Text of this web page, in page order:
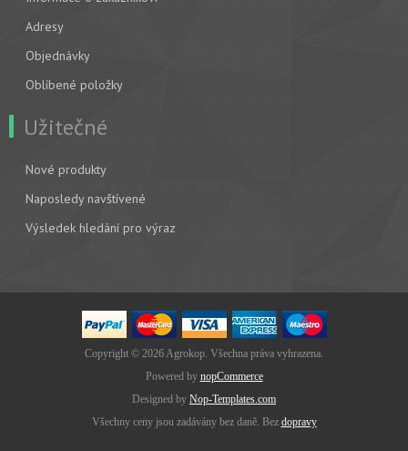
Adresy
Objednávky
Oblíbené položky
Užitečné
Nové produkty
Naposledy navštívené
Výsledek hledání pro výraz
Copyright © 2026 Agrokop. Všechna práva vyhrazena.
Powered by nopCommerce
Designed by Nop-Templates.com
Všechny ceny jsou zadávány bez daně. Bez dopravy